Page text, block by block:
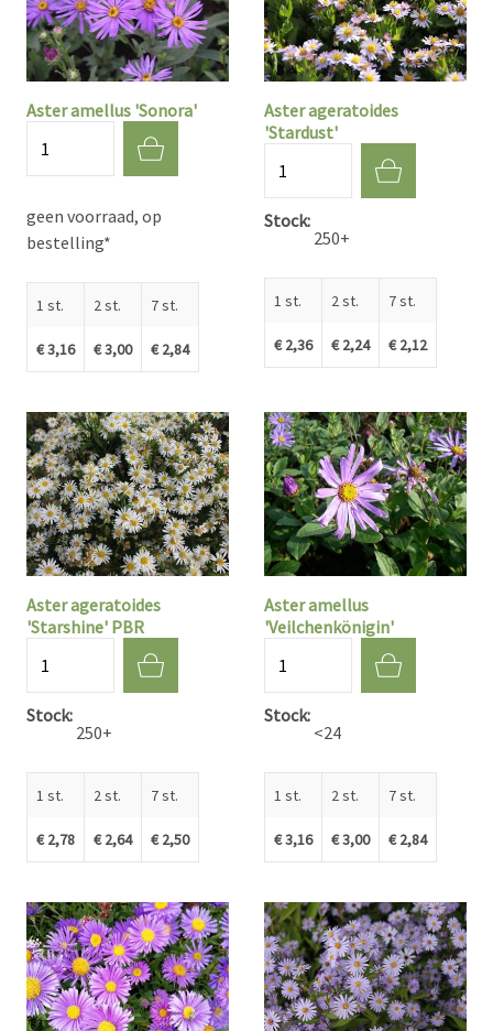
Aster amellus 'Sonora'
geen voorraad, op
bestelling*
1 st.
€ 3,16
2 st.
€ 3,00
7 st.
€ 2,84
Aster ageratoides
'Stardust'
Stock
250+
1 st.
€ 2,36
2 st.
€ 2,24
7 st.
€ 2,12
Aster ageratoides
'Starshine' PBR
Stock
250+
1 st.
€ 2,78
2 st.
€ 2,64
7 st.
€ 2,50
Aster amellus
'Veilchenkönigin'
Stock
<24
1 st.
€ 3,16
2 st.
€ 3,00
7 st.
€ 2,84